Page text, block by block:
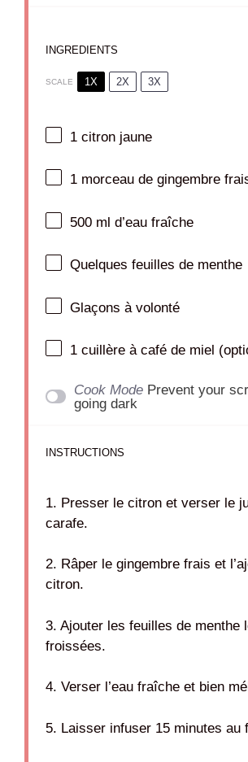
INGREDIENTS
SCALE 1X 2X 3X
1 citron jaune
1 morceau de gingembre
500 ml d’eau fraîche
Quelques feuilles de menthe
Glaçons à volonté
1 cuillère à café de miel
Cook Mode Prevent your
going dark
INSTRUCTIONS
1. Presser le citron et verser le
carafe.
2. Râper le gingembre frais et
citron.
3. Ajouter les feuilles de menthe
froissées.
4. Verser l’eau fraîche et bien
5. Laisser infuser 15 minutes au